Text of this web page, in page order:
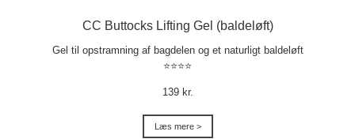
CC Buttocks Lifting Gel (baldeløft)
Gel til opstramning af bagdelen og et naturligt baldeløft
⭐⭐⭐⭐
139 kr.
Læs mere >